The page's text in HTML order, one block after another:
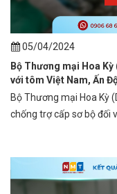
05/04/2024
Bộ Thương mại Hoa
với tôm Việt Nam, Ấn
Bộ Thương mại Hoa Kỳ
chống trợ cấp sơ bộ đối